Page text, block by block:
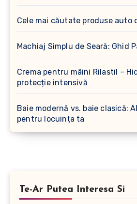
Cele mai căutate produse auto
Machiaj Simplu de Seară: Ghid
Crema pentru mâini Rilastil –
protecție intensivă
Baie modernă vs. baie clasică:
pentru locuința ta
Te-Ar Putea Interesa Si